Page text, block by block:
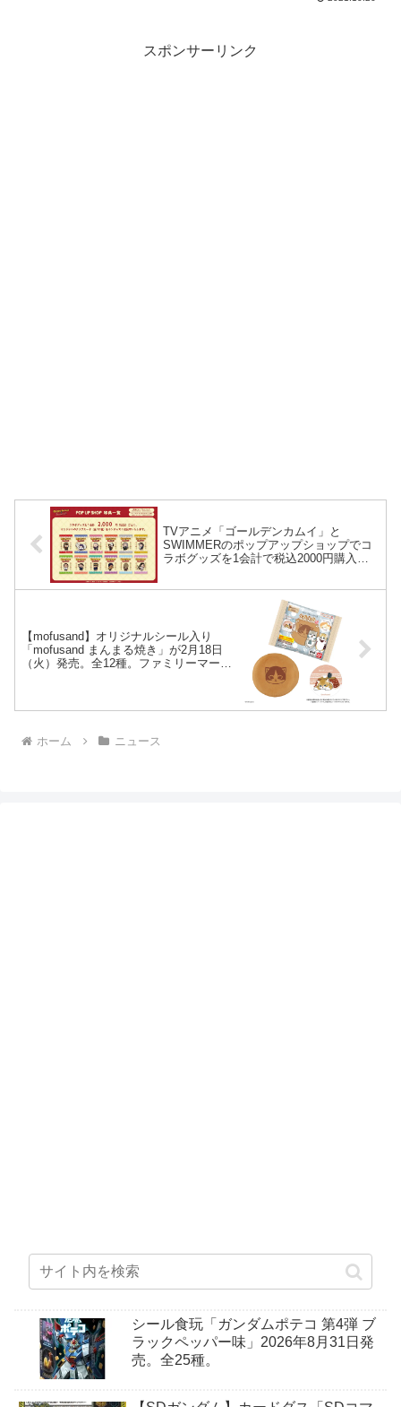
ジでエッチな小学生・江戸城本丸と落ち
スポンサーリンク
TVアニメ「ゴールデンカムイ」と
SWIMMERのポップアップショップでコ
ラボグッズを1会計で税込2000円購入す
【mofusand】オリジナルシール入り
「mofusand まんまる焼き」が2月18日
（火）発売。全12種。ファミリーマート
ホーム ニュース
シール食玩「ガンダムポテコ 第4弾 ブ
ラックペッパー味」2026年8月31日発
売。全25種。